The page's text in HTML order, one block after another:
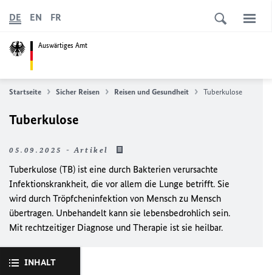
Auswärtiges Amt
DE EN FR
Startseite Sicher Reisen Reisen und Gesundheit Tuberkulose
Tuberkulose
05.09.2025 - Artikel
Tuberkulose (TB) ist eine durch Bakterien verursachte
Infektionskrankheit, die vor allem die Lunge betrifft. Sie
wird durch Tröpfcheninfektion von Mensch zu Mensch
übertragen. Unbehandelt kann sie lebensbedrohlich sein.
Mit rechtzeitiger Diagnose und Therapie ist sie heilbar.
INHALT